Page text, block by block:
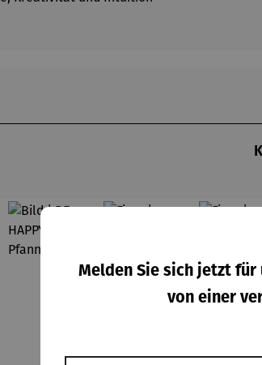
Derzeit vergriffen
Melden Sie sich jetzt
von einer